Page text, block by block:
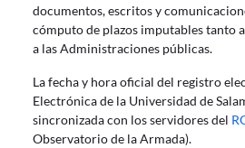
documentos, escritos y
cómputo de plazos imputables tanto
a las Administraciones públicas.
La fecha y hora oficial del registro
Electrónica de la Universidad de
sincronizada con los servidores del
Observatorio de la Armada).